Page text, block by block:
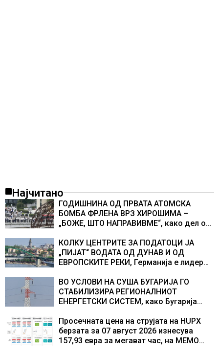
Најчитано
ГОДИШНИНА ОД ПРВАТА АТОМСКА
БОМБА ФРЛЕНА ВРЗ ХИРОШИМА –
„БОЖЕ, ШТО НАПРАВИВМЕ“, како дел од
учесниците во бомбардирањето го
доживуваа овој настан што го промени
текот на историјата
КОЛКУ ЦЕНТРИТЕ ЗА ПОДАТОЦИ ЈА
„ПИЈАТ“ ВОДАТА ОД ДУНАВ И ОД
ЕВРОПСКИТЕ РЕКИ, Германија е лидер
центри за податоци
ВО УСЛОВИ НА СУША БУГАРИЈА ГО
СТАБИЛИЗИРА РЕГИОНАЛНИОТ
ЕНЕРГЕТСКИ СИСТЕМ, како Бугарија
складирање на енергија од батерии
Просечната цена на струјата на HUPX
берзата за 07 август 2026 изнесува
157,93 евра за мегават час, на МЕМО